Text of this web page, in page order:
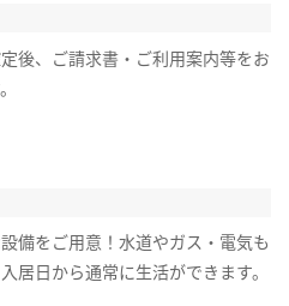
後、ご請求書・ご利用案内等をお
備をご用意！水道やガス・電気も
居日から通常に生活ができます。